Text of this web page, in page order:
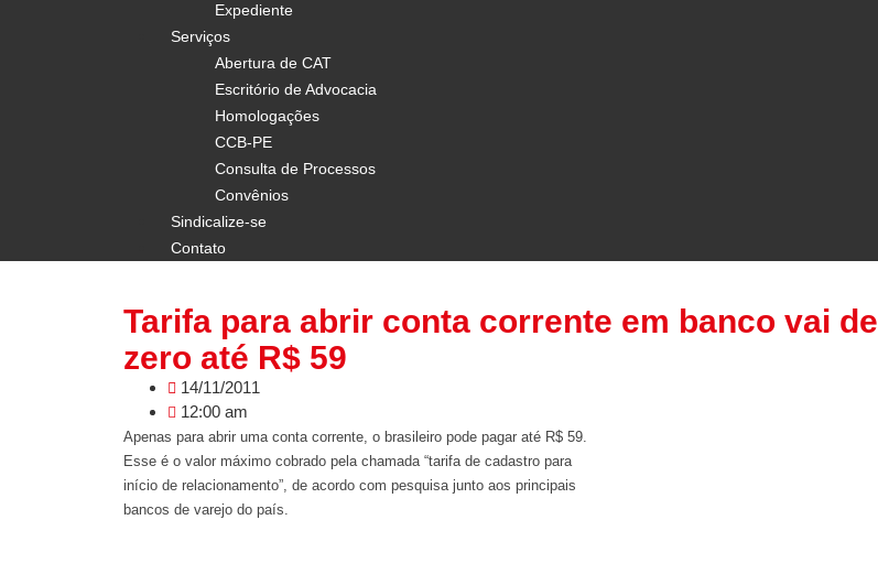
Expediente
Serviços
Abertura de CAT
Escritório de Advocacia
Homologações
CCB-PE
Consulta de Processos
Convênios
Sindicalize-se
Contato
Tarifa para abrir conta corrente em banco vai de
zero até R$ 59
14/11/2011
12:00 am
Apenas para abrir uma conta corrente, o brasileiro pode pagar até R$ 59.
Esse é o valor máximo cobrado pela chamada “tarifa de cadastro para
início de relacionamento”, de acordo com pesquisa junto aos principais
bancos de varejo do país.